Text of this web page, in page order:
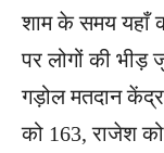
शाम के समय यहाँ
पर लोगों की भीड़
गड़ोल मतदान
को 163, राजेश